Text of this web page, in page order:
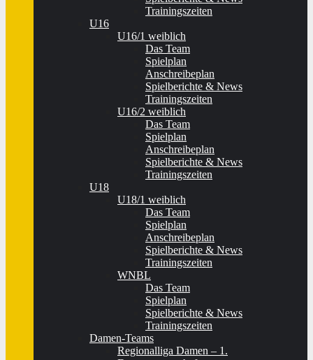
Trainingszeiten
U16
U16/1 weiblich
Das Team
Spielplan
Anschreibeplan
Spielberichte & News
Trainingszeiten
U16/2 weiblich
Das Team
Spielplan
Anschreibeplan
Spielberichte & News
Trainingszeiten
U18
U18/1 weiblich
Das Team
Spielplan
Anschreibeplan
Spielberichte & News
Trainingszeiten
WNBL
Das Team
Spielplan
Spielberichte & News
Trainingszeiten
Damen-Teams
Regionalliga Damen – 1.